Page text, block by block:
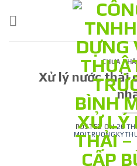
CHƯA
Xử lý nước thải
POSTED ON26